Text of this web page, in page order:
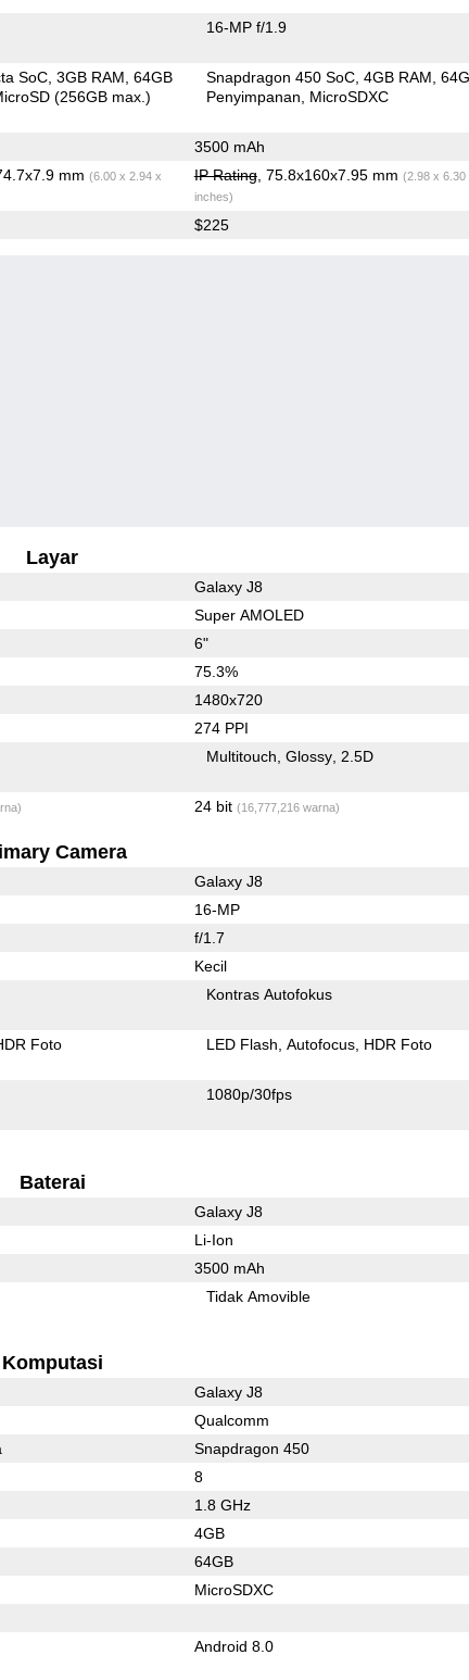
16-MP f/1.9
SoC 3GB RAM 64GB
(256GB max.)
Snapdragon 450 SoC 4GB RAM
Penyimpanan
MicroSDXC
3500 mAh
mm (6.00 x 2.94 x
IP Rating, 75.8x160x7.95 mm (2.98 x 6.30
inches)
$225
Layar
Galaxy J8
Super AMOLED
6"
75.3%
1480x720
274 PPI
Multitouch Glossy 2.5D
24 bit (16,777,216 warna)
Camera
Galaxy J8
16-MP
f/1.7
Kecil
Kontras Autofokus
Foto LED Flash Autofocus HDR Foto
1080p/30fps
Baterai
Galaxy J8
Li-Ion
3500 mAh
Tidak Amovible
Komputasi
Galaxy J8
Qualcomm
Snapdragon 450
8
1.8 GHz
4GB
64GB
MicroSDXC
Android 8.0